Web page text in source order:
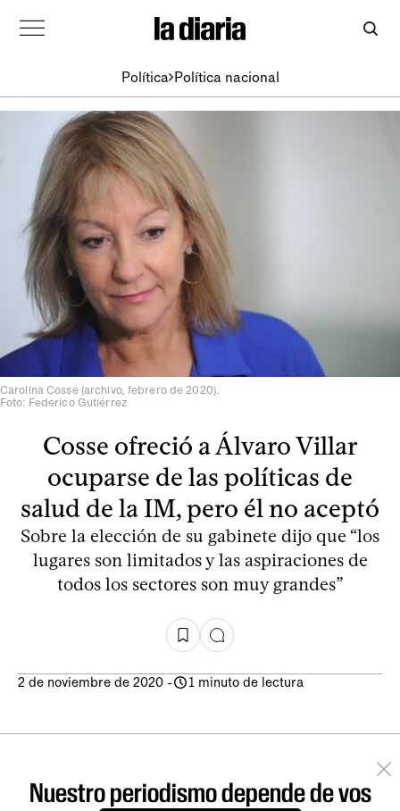
Política Política nacional
Carolina Cosse (archivo, febrero de 2020).
Foto: Federico Gutiérrez
Cosse ofreció a Álvaro Villar
ocuparse de las políticas de
salud de la IM, pero él no aceptó
Sobre la elección de su gabinete dijo que “los
lugares son limitados y las aspiraciones de
todos los sectores son muy grandes”
2 de noviembre de 2020 - 1 minuto de lectura
Nuestro periodismo depende de vos